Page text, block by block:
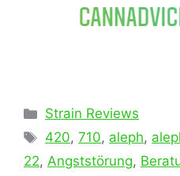
Strain Reviews
420,710, aleph,
22, Angststörung,